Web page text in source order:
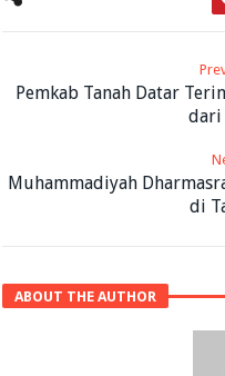
Pemkab Tanah Datar
dari
Muhammadiyah
di
ABOUT THE AUTHOR